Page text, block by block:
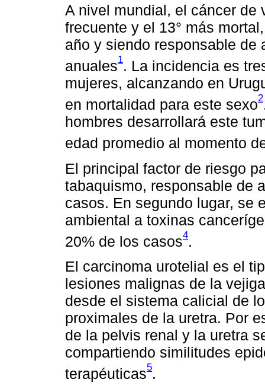
A nivel mundial, el cáncer de
frecuente y el 13° más
año y siendo responsable de
anuales1. La incidencia es
mujeres, alcanzando en
en mortalidad para este sexo2
hombres desarrollará este
edad promedio al momento
El principal factor de riesgo
tabaquismo, responsable de
casos. En segundo lugar, se
ambiental a toxinas
20% de los casos4.
El carcinoma urotelial es el
lesiones malignas de la
desde el sistema calicial de
proximales de la uretra. Por
de la pelvis renal y la uretra
compartiendo similitudes
terapéuticas5.